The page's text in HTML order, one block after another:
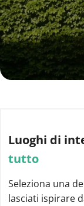
Luoghi di
tutto
Seleziona una
lasciati ispirare